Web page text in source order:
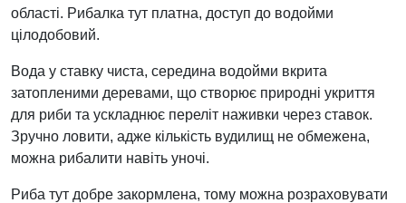
області. Рибалка тут платна, доступ до водойми
цілодобовий.
Вода у ставку чиста, середина водойми вкрита
затопленими деревами, що створює природні укриття
для риби та ускладнює переліт наживки через ставок.
Зручно ловити, адже кількість вудилищ не обмежена,
можна рибалити навіть уночі.
Риба тут добре закормлена, тому можна розраховувати